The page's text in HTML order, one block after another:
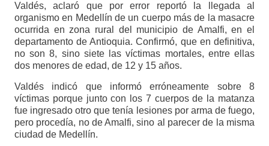
Valdés, aclaró que por error reportó la llegada al
organismo en Medellín de un cuerpo más de la masacre
ocurrida en zona rural del municipio de Amalfi, en el
departamento de Antioquia. Confirmó, que en definitiva,
no son 8, sino siete las víctimas mortales, entre ellas
dos menores de edad, de 12 y 15 años.
Valdés indicó que informó erróneamente sobre 8
víctimas porque junto con los 7 cuerpos de la matanza
fue ingresado otro que tenía lesiones por arma de fuego,
pero procedía, no de Amalfi, sino al parecer de la misma
ciudad de Medellín.